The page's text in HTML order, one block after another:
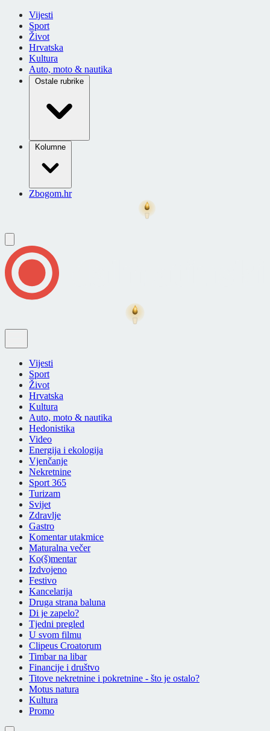
Vijesti
Sport
Život
Hrvatska
Kultura
Auto, moto & nautika
Ostale rubrike
Kolumne
Zbogom.hr
Vijesti
Sport
Život
Hrvatska
Kultura
Auto, moto & nautika
Hedonistika
Video
Energija i ekologija
Vjenčanje
Nekretnine
Sport 365
Turizam
Svijet
Zdravlje
Gastro
Komentar utakmice
Maturalna večer
Ko(š)mentar
Izdvojeno
Festivo
Kancelarija
Druga strana baluna
Di je zapelo?
Tjedni pregled
U svom filmu
Clipeus Croatorum
Timbar na libar
Financije i društvo
Titove nekretnine i pokretnine - što je ostalo?
Motus natura
Kultura
Promo